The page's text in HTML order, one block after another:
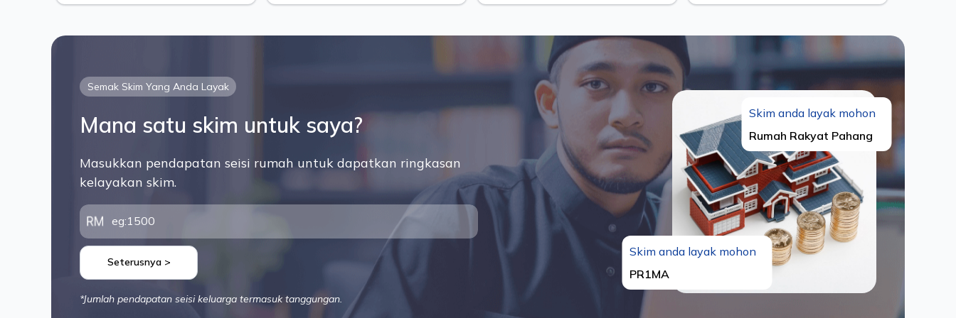
Semak Skim Yang Anda Layak
Mana satu skim untuk saya?
Masukkan pendapatan seisi rumah untuk dapatkan ringkasan
kelayakan skim.
Seterusnya >
*Jumlah pendapatan seisi keluarga termasuk tanggungan.
Skim anda layak mohon
Rumah Rakyat Pahang
Skim anda layak mohon
PR1MA